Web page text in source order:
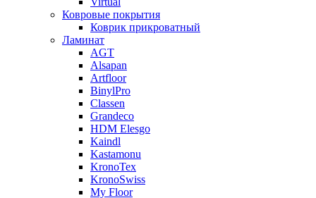
Ковровые покрытия
Коврик прикроватный
Ламинат
AGT
Alsapan
Artfloor
BinylPro
Classen
Grandeco
HDM Elesgo
Kaindl
Kastamonu
KronoTex
KronoSwiss
My Floor